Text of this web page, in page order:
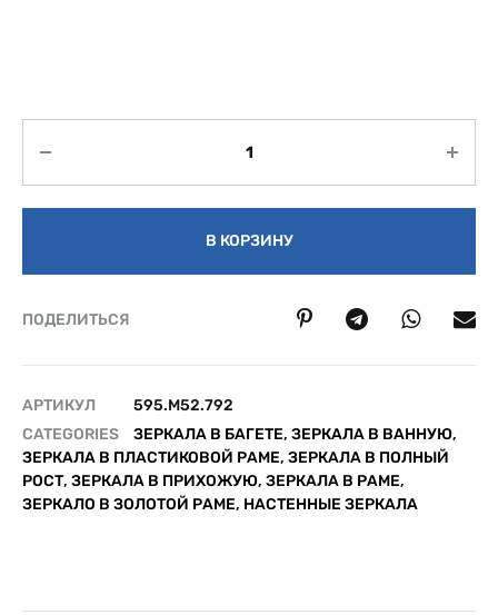
В КОРЗИНУ
ПОДЕЛИТЬСЯ
АРТИКУЛ
595.M52.792
CATEGORIES
ЗЕРКАЛА В БАГЕТЕ, ЗЕРКАЛА В ВАННУЮ,
ЗЕРКАЛА В ПЛАСТИКОВОЙ РАМЕ, ЗЕРКАЛА В ПОЛНЫЙ
РОСТ, ЗЕРКАЛА В ПРИХОЖУЮ, ЗЕРКАЛА В РАМЕ,
ЗЕРКАЛО В ЗОЛОТОЙ РАМЕ, НАСТЕННЫЕ ЗЕРКАЛА